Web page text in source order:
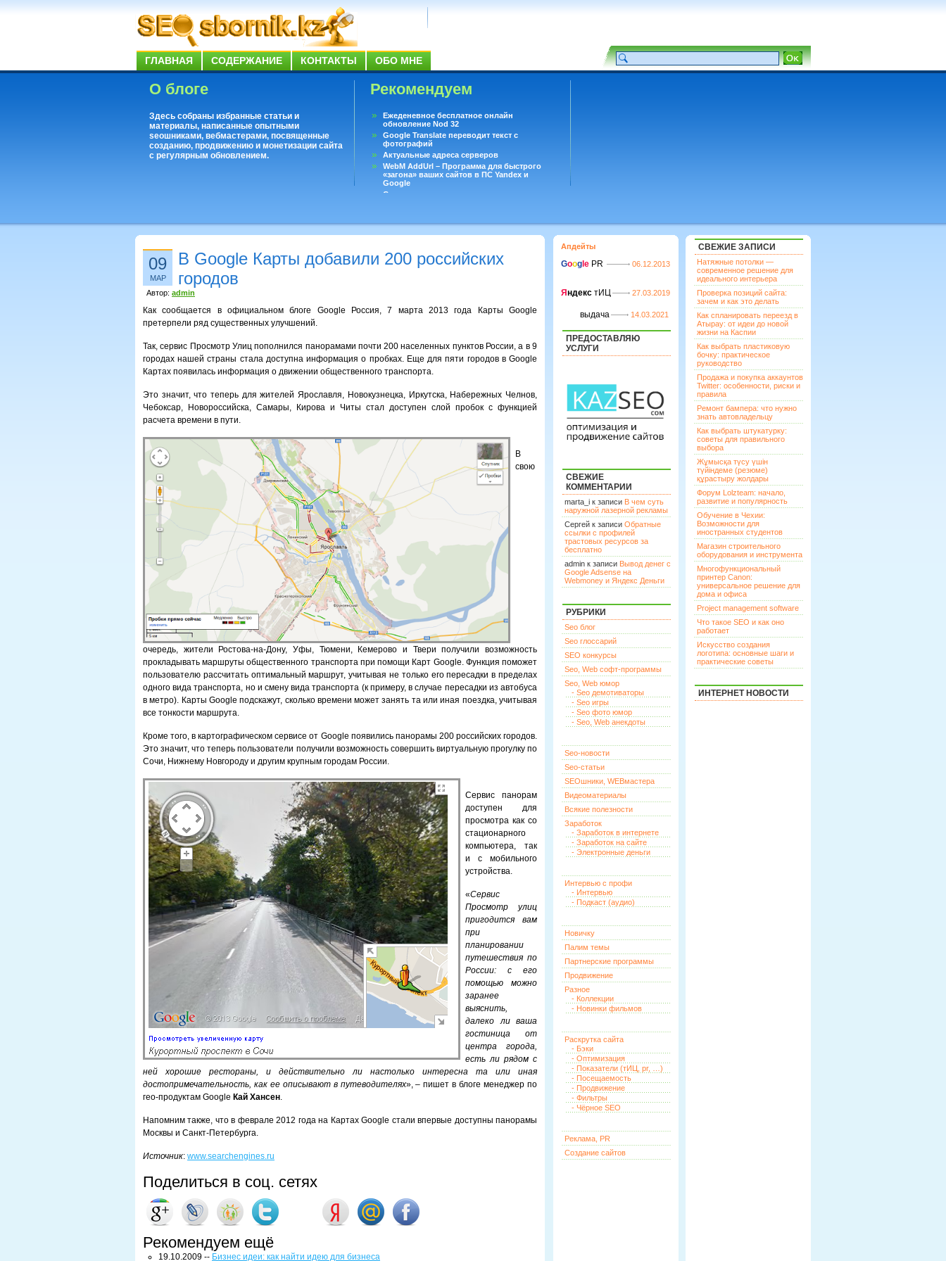
ГЛАВНАЯ СОДЕРЖАНИЕ КОНТАКТЫ ОБО МНЕ
О блоге
Здесь собраны избранные статьи и
материалы, написанные опытными
seoшниками, вебмастерами, посвященные
созданию, продвижению и монетизации сайта
с регулярным обновлением.
Рекомендуем
Ежеденевное бесплатное онлайн
обновление Nod 32
Google Translate переводит текст с
фотографий
Актуальные адреса серверов
WebM AddUrl – Программа для быстрого
«загона» ваших сайтов в ПС Yandex и
Google
Существует вопросы, на которые не может
09
МАР
В Google Карты добавили 200 российских
городов
Автор: admin
Как сообщается в официальном блоге Google Россия, 7 марта 2013 года Карты Google
претерпели ряд существенных улучшений.
Так, сервис Просмотр Улиц пополнился панорамами почти 200 населенных пунктов России, а в 9
городах нашей страны стала доступна информация о пробках. Еще для пяти городов в Google
Картах появилась информация о движении общественного транспорта.
Это значит, что теперь для жителей Ярославля, Новокузнецка, Иркутска, Набережных Челнов,
Чебоксар, Новороссийска, Самары, Кирова и Читы стал доступен слой пробок с функцией
расчета времени в пути.
В
свою
очередь, жители Ростова-на-Дону, Уфы, Тюмени, Кемерово и Твери получили возможность
прокладывать маршруты общественного транспорта при помощи Карт Google. Функция поможет
пользователю рассчитать оптимальный маршрут, учитывая не только его пересадки в пределах
одного вида транспорта, но и смену вида транспорта (к примеру, в случае пересадки из автобуса
в метро). Карты Google подскажут, сколько времени может занять та или иная поездка, учитывая
все тонкости маршрута.
Кроме того, в картографическом сервисе от Google появились панорамы 200 российских городов.
Это значит, что теперь пользователи получили возможность совершить виртуальную прогулку по
Сочи, Нижнему Новгороду и другим крупным городам России.
Сервис панорам
доступен для
просмотра как со
стационарного
компьютера, так
и с мобильного
устройства.
«Сервис
Просмотр улиц
пригодится вам
при
планировании
путешествия по
России: с его
помощью можно
заранее
выяснить,
далеко ли ваша
гостиница от
центра города,
есть ли рядом с
ней хорошие рестораны, и действительно ли настолько интересна та или иная
достопримечательность, как ее описывают в путеводителях», – пишет в блоге менеджер по
гео-продуктам Google Кай Хансен.
Напомним также, что в феврале 2012 года на Картах Google стали впервые доступны панорамы
Москвы и Санкт-Петербурга.
Источник: www.searchengines.ru
Поделиться в соц. сетях
Рекомендуем ещё
19.10.2009 -- Бизнес идеи: как найти идею для бизнеса
Апдейты
Goog le PR 06.12.2013
Я ндекс тИЦ 27.03.2019
выдача 14.03.2021
ПРЕДОСТАВЛЯЮ
УСЛУГИ
СВЕЖИЕ
КОММЕНТАРИИ
marta_i к записи В чем суть
наружной лазерной рекламы
Сергей к записи Обратные
ссылки с профилей
трастовых ресурсов за
бесплатно
admin к записи Вывод денег с
Google Adsense на
Webmoney и Яндекс Деньги
РУБРИКИ
Seo блог
Seo глоссарий
SEO конкурсы
Seo, Web софт-программы
Seo, Web юмор
- Seo демотиваторы
- Seo игры
- Seo фото юмор
- Seo, Web анекдоты
Seo-новости
Seo-статьи
SEOшники, WEBмастера
Видеоматериалы
Всякие полезности
Заработок
- Заработок в интернете
- Заработок на сайте
- Электронные деньги
Интервью с профи
- Интервью
- Подкаст (аудио)
Новичку
Палим темы
Партнерские программы
Продвижение
Разное
- Коллекции
- Новинки фильмов
Раскрутка сайта
- Бэки
- Оптимизация
- Показатели (тИЦ, pr, …)
- Посещаемость
- Продвижение
- Фильтры
- Чёрное SEO
Реклама, PR
Создание сайтов
СВЕЖИЕ ЗАПИСИ
Натяжные потолки —
современное решение для
идеального интерьера
Проверка позиций сайта:
зачем и как это делать
Как спланировать переезд в
Атырау: от идеи до новой
жизни на Каспии
Как выбрать пластиковую
бочку: практическое
руководство
Продажа и покупка аккаунтов
Twitter: особенности, риски и
правила
Ремонт бампера: что нужно
знать автовладельцу
Как выбрать штукатурку:
советы для правильного
выбора
Жұмысқа түсу үшін
түйіндеме (резюме)
құрастыру жолдары
Форум Lolzteam: начало,
развитие и популярность
Обучение в Чехии:
Возможности для
иностранных студентов
Магазин строительного
оборудования и инструмента
Многофункциональный
принтер Canon:
универсальное решение для
дома и офиса
Project management software
Что такое SEO и как оно
работает
Искусство создания
логотипа: основные шаги и
практические советы
ИНТЕРНЕТ НОВОСТИ